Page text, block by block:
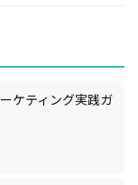
ケティング実践ガ